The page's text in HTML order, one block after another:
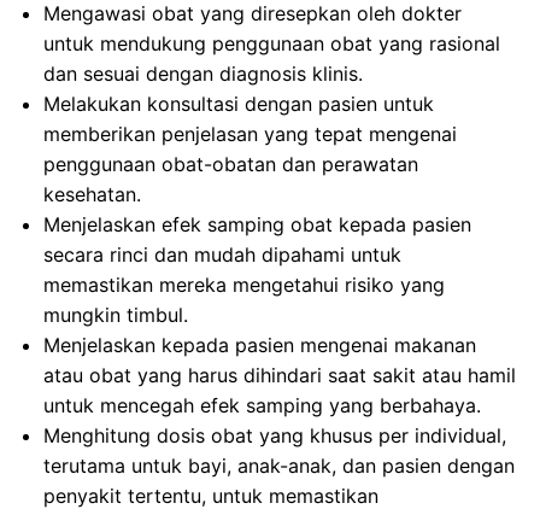
Mengawasi obat yang diresepkan oleh dokter
untuk mendukung penggunaan obat yang rasional
dan sesuai dengan diagnosis klinis.
Melakukan konsultasi dengan pasien untuk
memberikan penjelasan yang tepat mengenai
penggunaan obat-obatan dan perawatan
kesehatan.
Menjelaskan efek samping obat kepada pasien
secara rinci dan mudah dipahami untuk
memastikan mereka mengetahui risiko yang
mungkin timbul.
Menjelaskan kepada pasien mengenai makanan
atau obat yang harus dihindari saat sakit atau hamil
untuk mencegah efek samping yang berbahaya.
Menghitung dosis obat yang khusus per individual,
terutama untuk bayi, anak-anak, dan pasien dengan
penyakit tertentu, untuk memastikan